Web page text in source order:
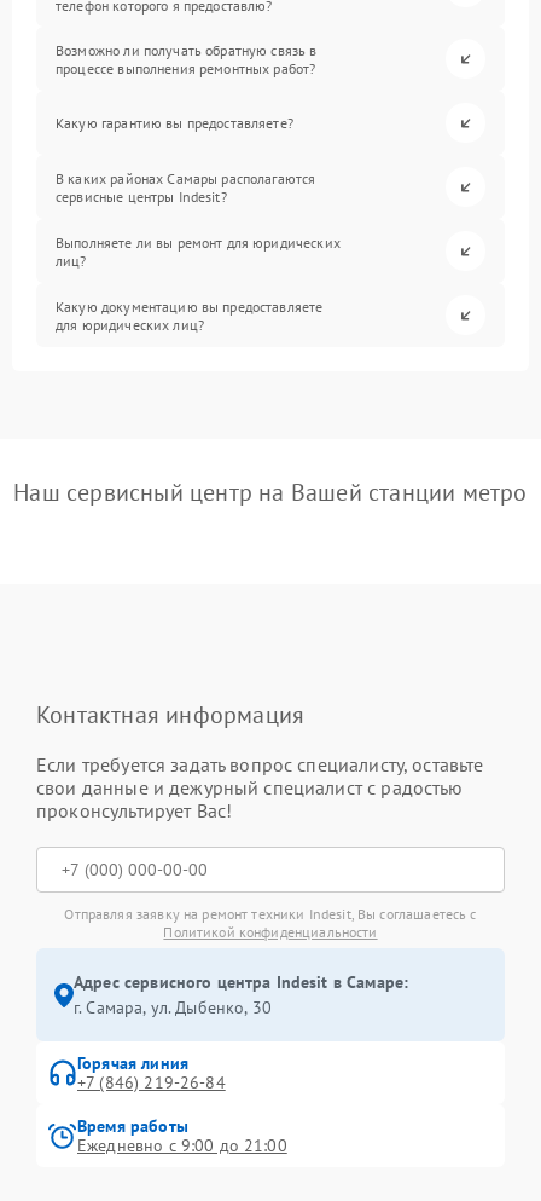
телефон которого я предоставлю?
Возможно ли получать обратную связь в
процессе выполнения ремонтных работ?
Какую гарантию вы предоставляете?
В каких районах Самары располагаются
сервисные центры Indesit?
Выполняете ли вы ремонт для юридических
лиц?
Какую документацию вы предоставляете
для юридических лиц?
Наш сервисный центр на Вашей станции метро
Контактная информация
Если требуется задать вопрос специалисту, оставьте
свои данные и дежурный специалист с радостью
проконсультирует Вас!
Отправляя заявку на ремонт техники Indesit, Вы соглашаетесь с
Политикой конфиденциальности
Адрес сервисного центра Indesit в Самаре:
г. Самара, ул. Дыбенко, 30
Горячая линия
+7 (846) 219-26-84
Время работы
Ежедневно с 9:00 до 21:00